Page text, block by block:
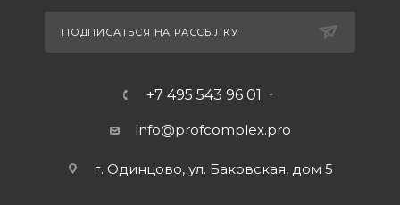
ПОДПИСАТЬСЯ НА РАССЫЛКУ
+7 495 543 96 01
info@profcomplex.pro
г. Одинцово, ул. Баковская, дом 5